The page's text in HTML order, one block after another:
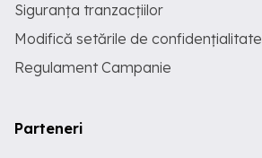
Siguranța tranzacțiilor
Modifică setările de confidențialitate
Regulament Campanie
Parteneri